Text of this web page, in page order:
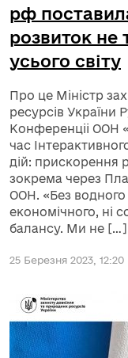
рф
розвиток не
усього світу
Про це Міністр
ресурсів України
Конференціі ООН
час
дій: прискорення
зокрема через
ООН. «Без водного
економічного, ні
балансу. Ми не […]
25 Березня 2023, 12:20